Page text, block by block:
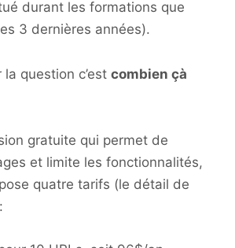
durant les formations que
3 dernières années).
question c’est combien çà
gratuite qui permet de
et limite les fonctionnalités,
quatre tarifs (le détail de